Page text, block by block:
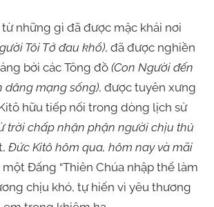
gì đã được mặc khải nơi
Tôi Tớ đau khổ), đã được nghiền
bởi các Tông đồ (Con Người đến
dâng mạng sống), được tuyên xưng
hữu tiếp nối trong dòng lịch sử
trời chấp nhận phận người chịu thủ
Đức Kitô hôm qua, hôm nay và mãi
một Đấng “Thiên Chúa nhập thể làm
chịu khó, tự hiến vì yêu thương